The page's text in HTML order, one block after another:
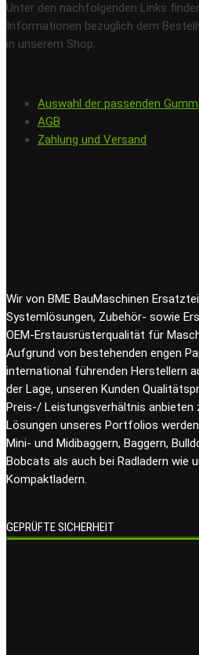
Unter den nachfolgenden Links
Informationen bezüglich dem
in unserem Shop:
Auswahl der passenden
AGB
Zahlung und Versand
Wir von BME BauMaschinen
Systemlösungen, Zubehör- sowie
OEM-Erstausrüsterqualität für
Aufgrund von bestehenden engen
international führenden Herstellern
der Lage, unseren Kunden
Preis-/ Leistungsverhältnis anbieten
Lösungen unseres Portfolios
Mini- und Midibaggern, Baggern,
Bobcats als auch bei Radladern wie
Kompaktladern.
GEPRÜFTE SICHERHEIT